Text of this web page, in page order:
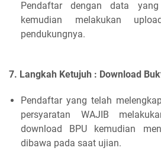
Pendaftar dengan data
kemudian melakukan
pendukungnya.
7. Langkah Ketujuh : Download
Pendaftar yang telah
persyaratan WAJIB
download BPU kemudian
dibawa pada saat ujian.